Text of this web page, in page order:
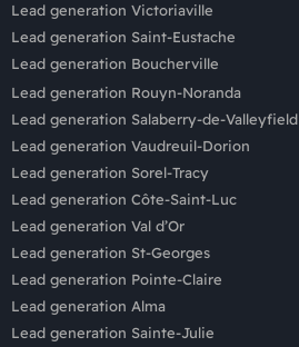
Lead generation Victoriaville
Lead generation Saint-Eustache
Lead generation Boucherville
Lead generation Rouyn-Noranda
Lead generation Salaberry-de-Valleyfield
Lead generation Vaudreuil-Dorion
Lead generation Sorel-Tracy
Lead generation Côte-Saint-Luc
Lead generation Val d’Or
Lead generation St-Georges
Lead generation Pointe-Claire
Lead generation Alma
Lead generation Sainte-Julie